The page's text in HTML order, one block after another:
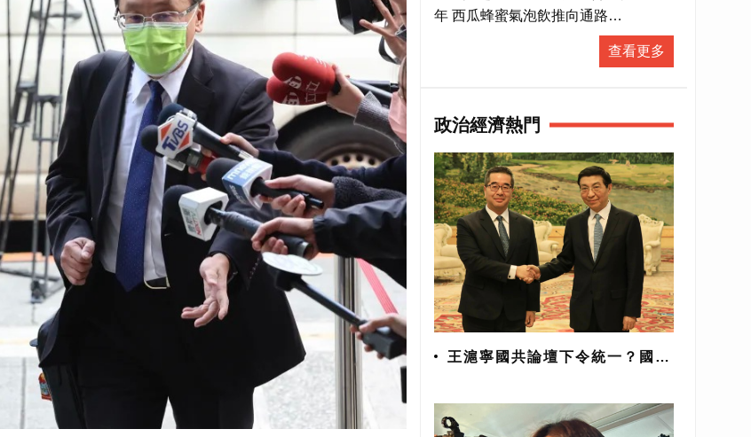
直播
年 西瓜蜂蜜氣泡飲推向通路
#新聞直播 #即時新聞 #LiveNews
查看更多
政治經濟熱門
王滬寧國共論壇下令統一？國民